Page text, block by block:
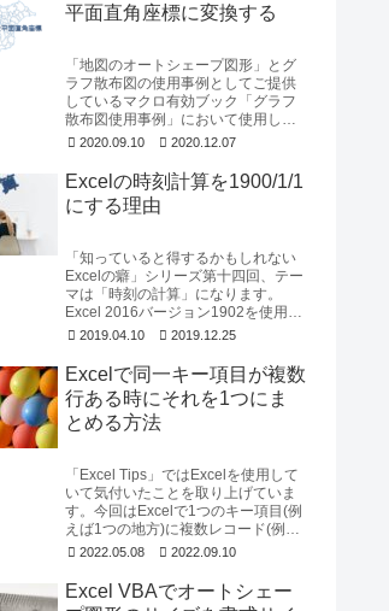
平面直角座標に変換する
「地図のオートシェープ図形」とグ
ラフ散布図の使用事例としてご提供
しているマクロ有効ブック「グラフ
散布図使用事例」において使用して
いる「緯度経度を平面直角座標に変
2020.09.10 2020.12.07
Excelの時刻計算を1900/1/1
にする理由
「知っていると得するかもしれない
Excelの癖」シリーズ第十四回、テー
マは「時刻の計算」になります。
Excel 2016バージョン1902を使用し
て確認しています。時刻だけを取
2019.04.10 2019.12.25
Excelで同一キー項目が複数
行ある時にそれを1つにま
とめる方法
「Excel Tips」ではExcelを使用して
いて気付いたことを取り上げていま
す。今回はExcelで1つのキー項目(例
えば1つの地方)に複数レコード(例え
ば都府県)が存在する時に...
2022.05.08 2022.09.10
Excel VBAでオートシェー